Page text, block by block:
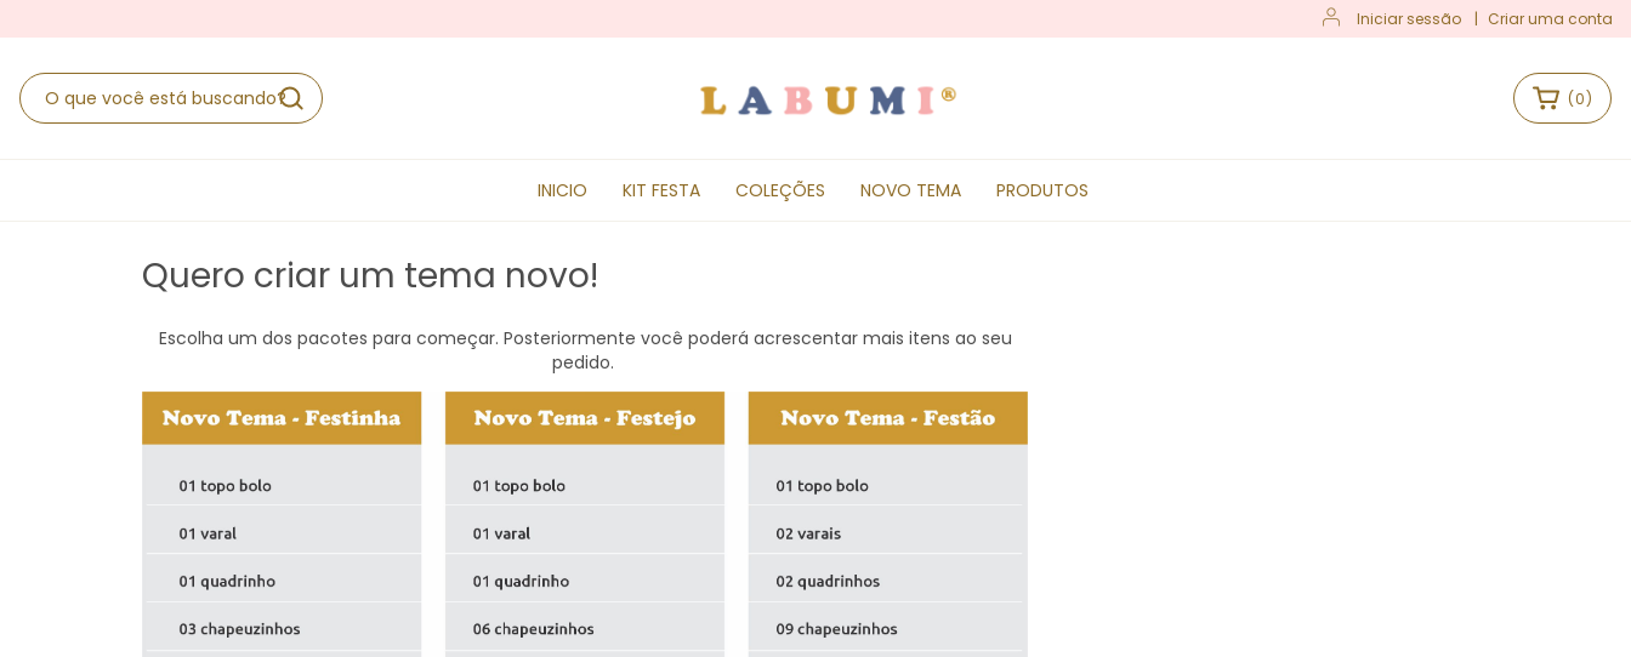
Iniciar sessão | Criar uma conta
(0)
INICIO KIT FESTA COLEÇÕES NOVO TEMA PRODUTOS
Quero criar um tema novo!
Escolha um dos pacotes para começar. Posteriormente você poderá acrescentar mais itens ao seu
pedido.